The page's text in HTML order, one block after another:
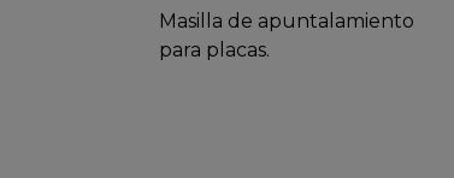
Masilla de apuntalamiento
para placas.